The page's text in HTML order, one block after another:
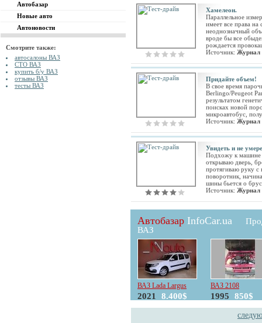
Автобазар
Новые авто
Автоновости
Смотрите также:
автосалоны ВАЗ
СТО ВАЗ
купить б/у ВАЗ
отзывы ВАЗ
тесты ВАЗ
Хамелеон.
Параллельное
имеет все права
неоднозначный
вроде бы все
рождается
Источник: Журнал
Придайте объем!
В свое время
Berlingo/Peugeot
результатом
поисках новой
микроавтобус,
Источник: Журнал
Увидеть и не
Подхожу к машине
открываю дверь,
протягиваю руку с
поворотник,
шины бьется о
Источник: Журнал
Автобазар InfoCar.ua
ВАЗ
ВАЗ Lada Largus
2021 8.400$
ВАЗ 2108
1995 850$